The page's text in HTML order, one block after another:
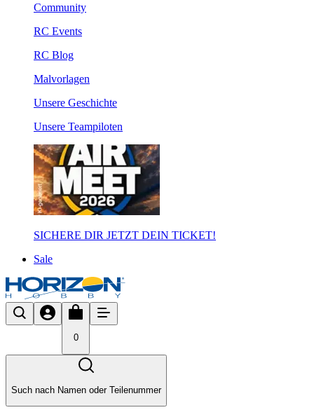
Community
RC Events
RC Blog
Malvorlagen
Unsere Geschichte
Unsere Teampiloten
SICHERE DIR JETZT DEIN TICKET!
Sale
0
Such nach Namen oder Teilenummer